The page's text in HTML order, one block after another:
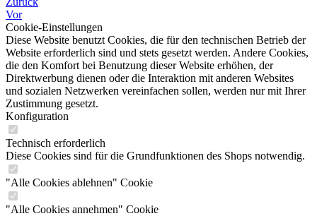
Vor
Cookie-Einstellungen
Diese Website benutzt Cookies, die für den technischen Betrieb der
Website erforderlich sind und stets gesetzt werden. Andere Cookies,
die den Komfort bei Benutzung dieser Website erhöhen, der
Direktwerbung dienen oder die Interaktion mit anderen Websites
und sozialen Netzwerken vereinfachen sollen, werden nur mit Ihrer
Zustimmung gesetzt.
Konfiguration
Technisch erforderlich
Diese Cookies sind für die Grundfunktionen des Shops notwendig.
"Alle Cookies ablehnen" Cookie
"Alle Cookies annehmen" Cookie